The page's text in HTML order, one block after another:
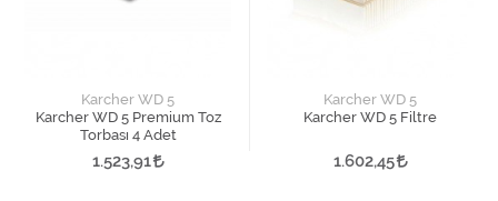
Karcher WD 5
Karcher WD 5 Premium Toz
Torbası 4 Adet
1.523,91
Karcher WD 5
Karcher WD 5 Filtre
1.602,45